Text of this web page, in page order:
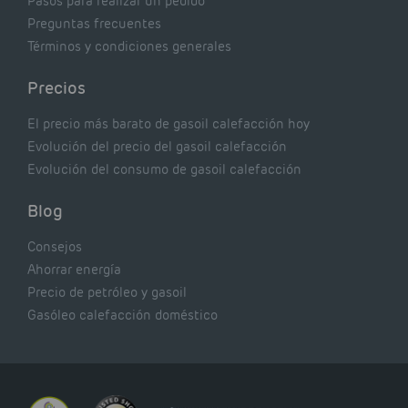
Preguntas frecuentes
Términos y condiciones generales
Precios
El precio más barato de gasoil calefacción hoy
Evolución del precio del gasoil calefacción
Evolución del consumo de gasoil calefacción
Blog
Consejos
Ahorrar energía
Precio de petróleo y gasoil
Gasóleo calefacción doméstico